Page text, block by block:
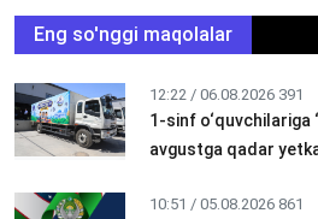
Eng so'nggi maqolalar
12:22 / 06.08.2026 391
1-sinf o‘quvchilariga
avgustga qadar
10:51 / 05.08.2026 861